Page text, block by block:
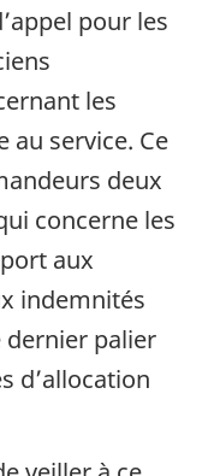
pour les
les
au service. Ce
deux
concerne les
aux
indemnités
dernier palier
d’allocation